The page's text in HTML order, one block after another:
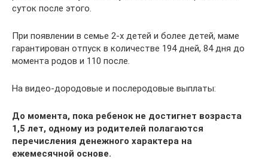
суток после этого.
При появлении в семье 2-х детей и более детей, маме
гарантирован отпуск в количестве 194 дней, 84 дня до
момента родов и 110 после.
На видео-дородовые и послеродовые выплаты:
До момента, пока ребенок не достигнет возраста
1,5 лет, одному из родителей полагаются
перечисления денежного характера на
ежемесячной основе.